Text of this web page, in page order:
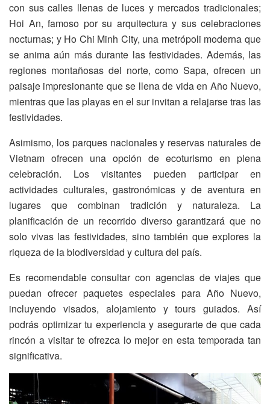
con sus calles llenas de luces y mercados tradicionales;
Hoi An, famoso por su arquitectura y sus celebraciones
nocturnas; y Ho Chi Minh City, una metrópoli moderna que
se anima aún más durante las festividades. Además, las
regiones montañosas del norte, como Sapa, ofrecen un
paisaje impresionante que se llena de vida en Año Nuevo,
mientras que las playas en el sur invitan a relajarse tras las
festividades.
Asimismo, los parques nacionales y reservas naturales de
Vietnam ofrecen una opción de ecoturismo en plena
celebración. Los visitantes pueden participar en
actividades culturales, gastronómicas y de aventura en
lugares que combinan tradición y naturaleza. La
planificación de un recorrido diverso garantizará que no
solo vivas las festividades, sino también que explores la
riqueza de la biodiversidad y cultura del país.
Es recomendable consultar con agencias de viajes que
puedan ofrecer paquetes especiales para Año Nuevo,
incluyendo visados, alojamiento y tours guiados. Así
podrás optimizar tu experiencia y asegurarte de que cada
rincón a visitar te ofrezca lo mejor en esta temporada tan
significativa.